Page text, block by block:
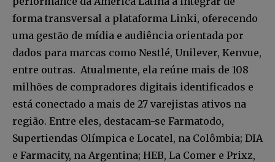
forma transversal a plataforma Linki, oferecendo
uma gestão de mídia e audiência orientada por
dados para marcas como Nestlé, Unilever, Kenvue,
entre outras. Atualmente, ela reúne mais de 108
milhões de compradores digitais identificados e
está conectado a mais de 27 varejistas ativos na
região. Entre eles, destacam-se Farmatodo,
Supertiendas Olímpica e Locatel, na Colômbia; DIA
e Farmacity, na Argentina; HEB, La Comer e Prixz,